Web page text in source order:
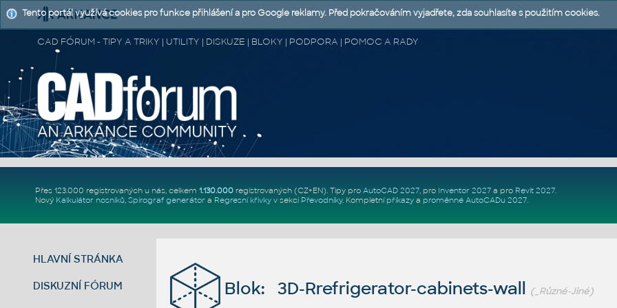
CAD FÓRUM - TIPY A TRIKY | UTILITY | DISKUZE | BLOKY | PODPORA | POMOC A RADY
Přes 123.000 registrovaných u nás, celkem 1.130.000registrovaných (CZ+EN). Tipy pro AutoCAD 2027, pro Inventor 2027a pro Revit 2027.
Nový Kalkulátor nosníků, Spirograf generátor a Regresní křivkyv sekci Převodníky. Kompletní příkazya proměnné AutoCADu 2027.
HLAVNÍ STRÁNKA
DISKUZNÍ FÓRUM Blok: 3D-Rrefrigerator-cabinets-wall (_Různé-Jiné)
Tento portál využívá cookies pro funkce přihlášení a pro Google reklamy. Před pokračováním vyjadřete, zda souhlasíte s použitím cookies.